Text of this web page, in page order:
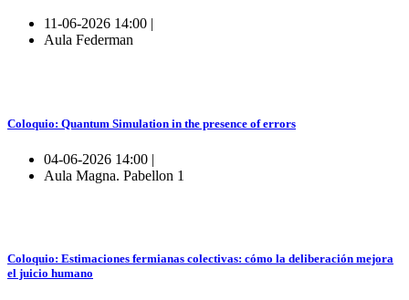
11-06-2026 14:00 |
Aula Federman
Coloquio: Quantum Simulation in the presence of errors
04-06-2026 14:00 |
Aula Magna. Pabellon 1
Coloquio: Estimaciones fermianas colectivas: cómo la deliberación mejora
el juicio humano